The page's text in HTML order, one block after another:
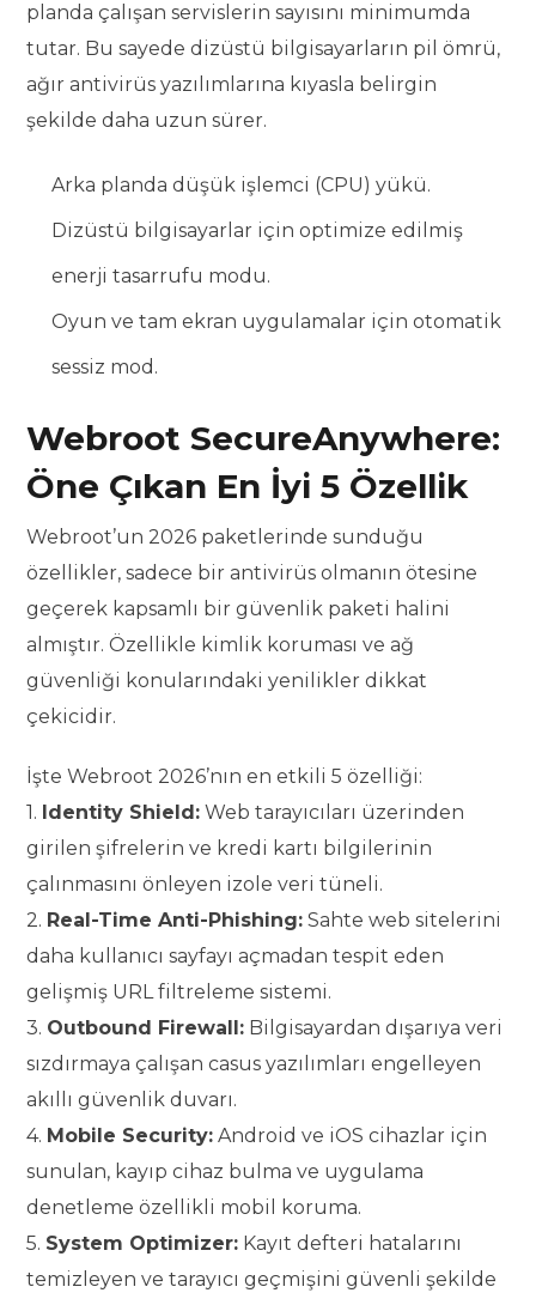
planda çalışan servislerin sayısını minimumda
tutar. Bu sayede dizüstü bilgisayarların pil ömrü,
ağır antivirüs yazılımlarına kıyasla belirgin
şekilde daha uzun sürer.
Arka planda düşük işlemci (CPU) yükü.
Dizüstü bilgisayarlar için optimize edilmiş
enerji tasarrufu modu.
Oyun ve tam ekran uygulamalar için otomatik
sessiz mod.
Webroot SecureAnywhere:
Öne Çıkan En İyi 5 Özellik
Webroot’un 2026 paketlerinde sunduğu
özellikler, sadece bir antivirüs olmanın ötesine
geçerek kapsamlı bir güvenlik paketi halini
almıştır. Özellikle kimlik koruması ve ağ
güvenliği konularındaki yenilikler dikkat
çekicidir.
İşte Webroot 2026’nın en etkili 5 özelliği:
1. Identity Shield: Web tarayıcıları üzerinden
girilen şifrelerin ve kredi kartı bilgilerinin
çalınmasını önleyen izole veri tüneli.
2. Real-Time Anti-Phishing: Sahte web sitelerini
daha kullanıcı sayfayı açmadan tespit eden
gelişmiş URL filtreleme sistemi.
3. Outbound Firewall: Bilgisayardan dışarıya veri
sızdırmaya çalışan casus yazılımları engelleyen
akıllı güvenlik duvarı.
4. Mobile Security: Android ve iOS cihazlar için
sunulan, kayıp cihaz bulma ve uygulama
denetleme özellikli mobil koruma.
5. System Optimizer: Kayıt defteri hatalarını
temizleyen ve tarayıcı geçmişini güvenli şekilde